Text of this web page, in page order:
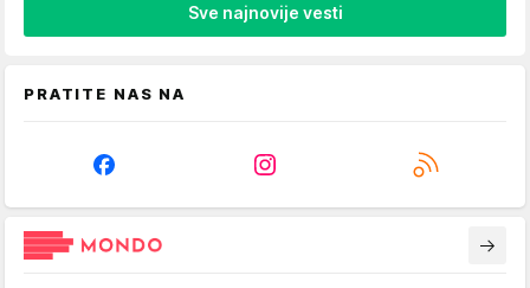
Sve najnovije vesti
PRATITE NAS NA